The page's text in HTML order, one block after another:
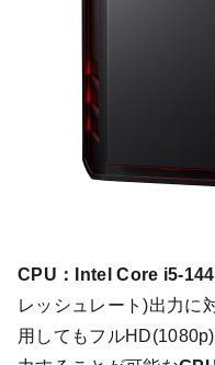
CPU：Intel Core i5-
レッシュレート)出力に
用してもフル